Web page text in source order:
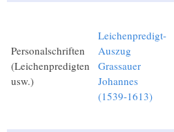
Personalschriften
(Leichenpredigten
usw.)
Leichenpredigt-
Auszug
Grassauer
Johannes
(1539-1613)